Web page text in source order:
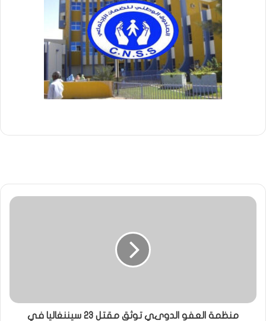
منظمة العفو الدوىي توثق مقتل 23 سيننغاليا في